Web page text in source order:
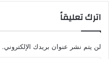
اترك تعليقاً
لن يتم نشر عنوان بريدك الإلكتروني.